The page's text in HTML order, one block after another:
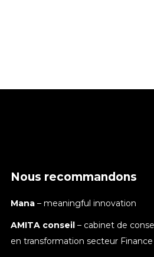
Nous recommandons
Mana – meaningful innovation
AMITA conseil – cabinet de
en transformation secteur Finance